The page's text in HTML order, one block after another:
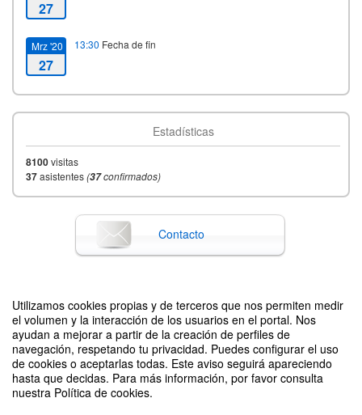
Utilizamos cookies propias y de terceros que nos permiten medir
el volumen y la interacción de los usuarios en el portal. Nos
ayudan a mejorar a partir de la creación de perfiles de
navegación, respetando tu privacidad. Puedes configurar el uso
de cookies o aceptarlas todas. Este aviso seguirá apareciendo
hasta que decidas. Para más información, por favor consulta
nuestra Política de cookies.
27
Mrz '20
27
13:30 Fecha de fin
Estadísticas
8100visitas
37asistentes(37confirmados)
Contacto
Difunde tu evento poniendo el siguiente código en tu sitio